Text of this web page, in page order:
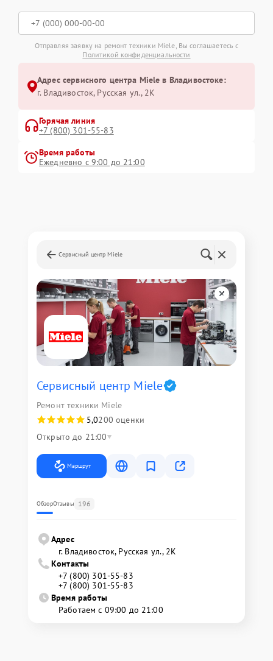
Отправляя заявку на ремонт техники Miele, Вы соглашаетесь с
Политикой конфиденциальности
Адрес сервисного центра Miele в Владивостоке:
г. Владивосток, Русская ул., 2К
Горячая линия
+7 (800) 301-55-83
Время работы
Ежедневно с 9:00 до 21:00
Сервисный центр Miele
Сервисный центр Miele
Ремонт техники Miele
5,0200 оценки
Открыто до 21:00
Маршрут
ОбзорОтзывы 196
Адрес
г. Владивосток, Русская ул., 2К
Контакты
+7 (800) 301-55-83
+7 (800) 301-55-83
Время работы
Работаем с 09:00 до 21:00